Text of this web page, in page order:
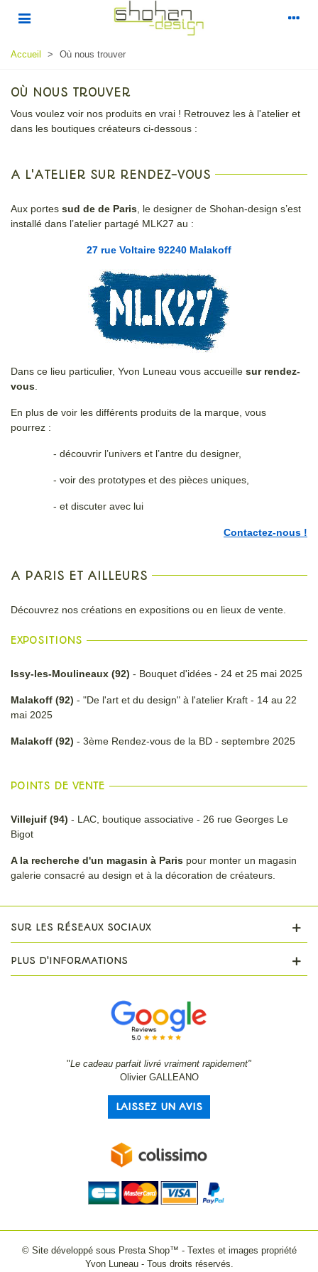
Accueil > Où nous trouver
OÙ NOUS TROUVER
Vous voulez voir nos produits en vrai ! Retrouvez les à l'atelier et
dans les boutiques créateurs ci-dessous :
A L'ATELIER SUR RENDEZ-VOUS
Aux portes sud de de Paris , le designer de Shohan-design s’est
installé dans l’atelier partagé MLK27 au :
27 rue Voltaire 92240 Malakoff
Dans ce lieu particulier, Yvon Luneau vous accueille sur rendez-
vous
En plus de voir les différents produits de la marque, vous
pourrez :
- découvrir l’univers et l’antre du designer,
- voir des prototypes et des pièces uniques,
- et discuter avec lui
Contactez-nous !
A PARIS ET AILLEURS
Découvrez nos créations en expositions ou en lieux de vente.
EXPOSITIONS
Issy-les-Moulineaux (92) - Bouquet d'idées - 24 et 25 mai 2025
Malakoff (92) - "De l'art et du design" à l'atelier Kraft - 14 au 22
mai 2025
Malakoff (92) - 3ème Rendez-vous de la BD - septembre 2025
POINTS DE VENTE
Villejuif (94) - LAC, boutique associative - 26 rue Georges Le
Bigot
A la recherche d'un magasin à Paris pour monter un magasin
galerie consacré au design et à la décoration de créateurs.
SUR LES RÉSEAUX SOCIAUX
PLUS D'INFORMATIONS
"Le cadeau parfait livré vraiment rapidement"
Olivier GALLEANO
LAISSEZ UN AVIS
© Site développé sous Presta Shop™ - Textes et images propriété
Yvon Luneau - Tous droits réservés.